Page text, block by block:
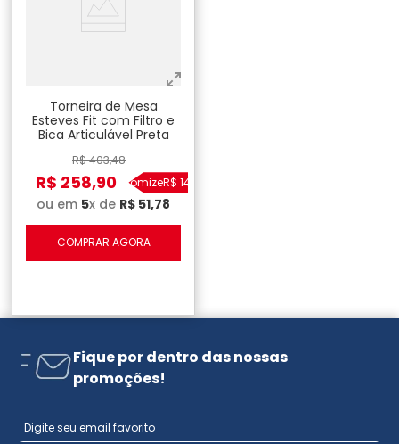
Torneira de Mesa
Esteves Fit com Filtro e
Bica Articulável Preta
R$403,48
R$ 258,90
EconomizeR$ 144
ou em 5x de R$ 51,78
COMPRAR AGORA
Fique por dentro das nossas
promoções!